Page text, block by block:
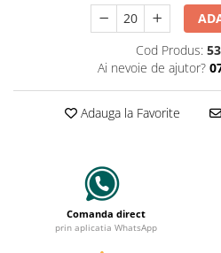
Cod Produs:
Ai nevoie de ajutor?
Adauga la Favorite
Comanda direct
prin aplicatia WhatsApp